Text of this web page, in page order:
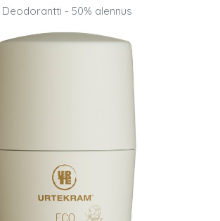
Deodorantti - 50% alennus